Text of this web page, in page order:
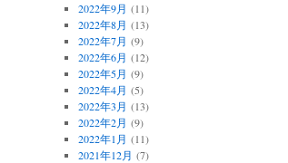
2022年9月 (11)
2022年8月 (13)
2022年7月 (9)
2022年6月 (12)
2022年5月 (9)
2022年4月 (5)
2022年3月 (13)
2022年2月 (9)
2022年1月 (11)
2021年12月 (7)